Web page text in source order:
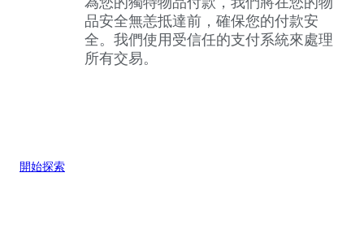
品安全無恙抵達前，確保您的付款安
全。我們使用受信任的支付系統來處理
所有交易。
開始探索